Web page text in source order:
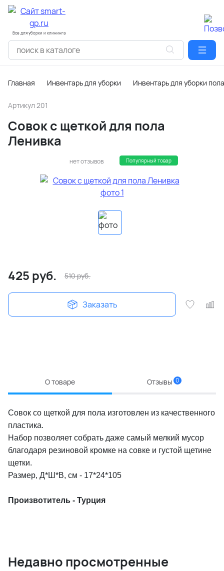
Все для уборки и клининга
Главная Инвентарь для уборки Инвентарь для уборки пола
Артикул 201
Совок с щеткой для пола
Ленивка
нет отзывов Популярный товар
425 руб. 510руб.
Заказать
О товаре Отзывы 0
Совок со щеткой для пола изготовлен из качественного
пластика.
Набор позволяет собрать даже самый мелкий мусор
благодаря резиновой кромке на совке и густой щетине
щетки.
Размер, Д*Ш*В, см - 17*24*105
Произвотитель - Турция
Недавно просмотренные